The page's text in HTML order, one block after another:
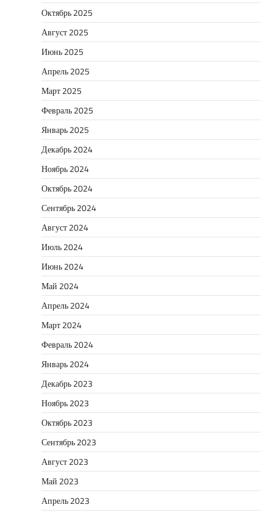
Октябрь 2025
Август 2025
Июнь 2025
Апрель 2025
Март 2025
Февраль 2025
Январь 2025
Декабрь 2024
Ноябрь 2024
Октябрь 2024
Сентябрь 2024
Август 2024
Июль 2024
Июнь 2024
Май 2024
Апрель 2024
Март 2024
Февраль 2024
Январь 2024
Декабрь 2023
Ноябрь 2023
Октябрь 2023
Сентябрь 2023
Август 2023
Май 2023
Апрель 2023